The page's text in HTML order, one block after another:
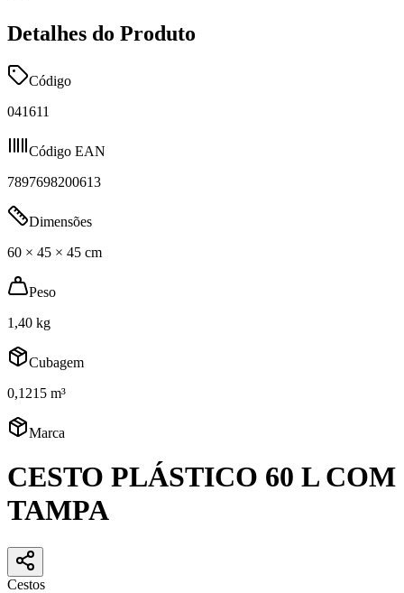
Detalhes do Produto
Código
041611
Código EAN
7897698200613
Dimensões
60 × 45 × 45 cm
Peso
1,40 kg
Cubagem
0,1215 m³
Marca
CESTO PLÁSTICO 60 L COM
TAMPA
Cestos